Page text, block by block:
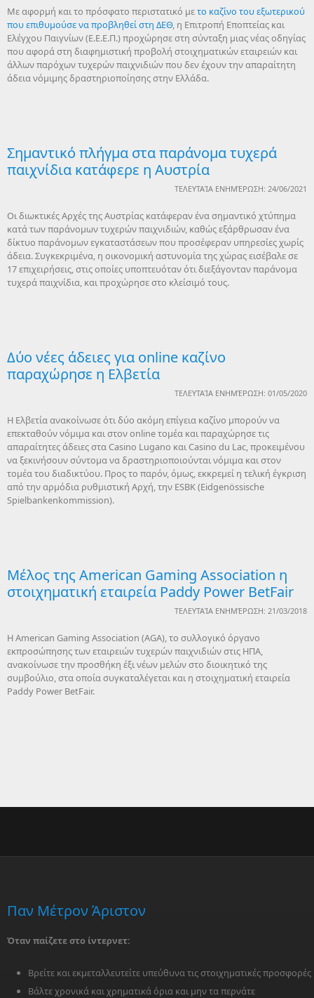
Με αφορμή και το πρόσφατο περιστατικό μετο καζίνο του εξωτερικού
που επιθυμούσε να προβληθεί στη ΔΕΘ, η Επιτροπή Εποπτείας και
Ελέγχου Παιγνίων (Ε.Ε.Ε.Π.) προχώρησε στη σύνταξη μιας νέας οδηγίας
που αφορά στη διαφημιστική προβολή στοιχηματικών εταιρειών και
άλλων παρόχων τυχερών παιχνιδιών που δεν έχουν την απαραίτητη
άδεια νόμιμης δραστηριοποίησης στην Ελλάδα.
Σημαντικό πλήγμα στα παράνομα τυχερά
παιχνίδια κατάφερε η Αυστρία
ΤΕΛΕΥΤΑΊΑ ΕΝΗΜΈΡΩΣΗ: 24/06/2021
Οι διωκτικές Αρχές της Αυστρίας κατάφεραν ένα σημαντικό χτύπημα
κατά των παράνομων τυχερών παιχνιδιών, καθώς εξάρθρωσαν ένα
δίκτυο παράνομων εγκαταστάσεων που προσέφεραν υπηρεσίες χωρίς
άδεια. Συγκεκριμένα, η οικονομική αστυνομία της χώρας εισέβαλε σε
17 επιχειρήσεις, στις οποίες υποπτευόταν ότι διεξάγονταν παράνομα
τυχερά παιχνίδια, και προχώρησε στο κλείσιμό τους.
Δύο νέες άδειες για online καζίνο
παραχώρησε η Ελβετία
ΤΕΛΕΥΤΑΊΑ ΕΝΗΜΈΡΩΣΗ: 01/05/2020
Η Ελβετία ανακοίνωσε ότι δύο ακόμη επίγεια καζίνο μπορούν να
επεκταθούν νόμιμα και στον online τομέα και παραχώρησε τις
απαραίτητες άδειες στα Casino Lugano και Casino du Lac, προκειμένου
να ξεκινήσουν σύντομα να δραστηριοποιούνται νόμιμα και στον
τομέα του διαδικτύου. Προς το παρόν, όμως, εκκρεμεί η τελική έγκριση
από την αρμόδια ρυθμιστική Αρχή, την ESBK (Eidgenössische
Spielbankenkommission).
Μέλος της American Gaming Association η
στοιχηματική εταιρεία Paddy Power BetFair
ΤΕΛΕΥΤΑΊΑ ΕΝΗΜΈΡΩΣΗ: 21/03/2018
Η American Gaming Association (AGΑ), το συλλογικό όργανο
εκπροσώπησης των εταιρειών τυχερών παιχνιδιών στις ΗΠΑ,
ανακοίνωσε την προσθήκη έξι νέων μελών στο διοικητικό της
συμβούλιο, στα οποία συγκαταλέγεται και η στοιχηματική εταιρεία
Paddy Power BetFair.
Παν Μέτρον Άριστον
Όταν παίζετε στο ίντερνετ:
Βρείτε και εκμεταλλευτείτε υπεύθυνα τις στοιχηματικές προσφορές
Βάλτε χρονικά και χρηματικά όρια και μην τα περνάτε